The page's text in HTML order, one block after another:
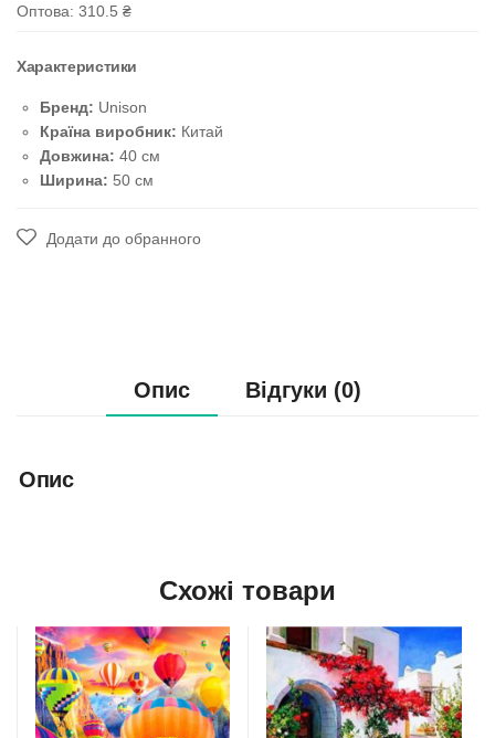
Оптова: 310.5 ₴
Характеристики
Бренд: Unison
Країна виробник: Китай
Довжина: 40 см
Ширина: 50 см
Додати до обранного
Опис Відгуки (0)
Опис
Схожі товари